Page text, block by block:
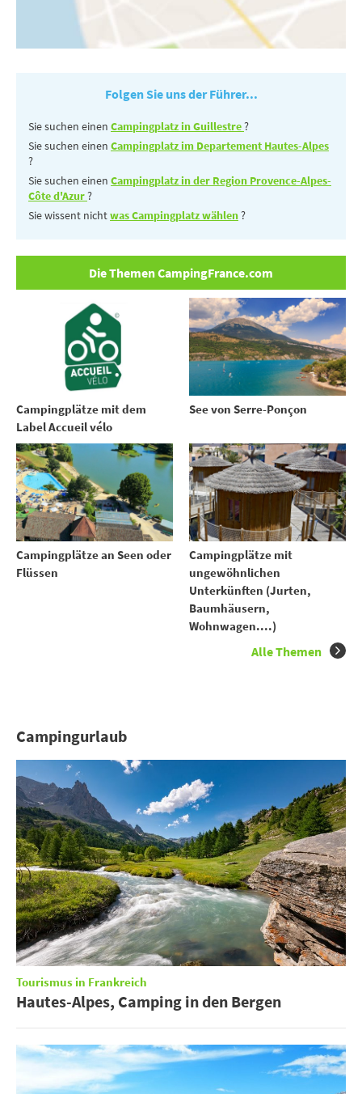
Folgen Sie uns der Führer...
Sie suchen einen Campingplatz in Guillestre?
Sie suchen einen Campingplatz im Departement Hautes-Alpes
?
Sie suchen einen Campingplatz in der Region Provence-Alpes-
Côte d'Azur?
Sie wissent nichtwas Campingplatz wählen?
Die Themen CampingFrance.com
Campingplätze mit dem
Label Accueil vélo
See von Serre-Ponçon
Campingplätze an Seen oder
Flüssen
Campingplätze mit
ungewöhnlichen
Unterkünften (Jurten,
Baumhäusern,
Wohnwagen....)
Alle Themen
Campingurlaub
Tourismus in Frankreich
Hautes-Alpes, Camping in den Bergen